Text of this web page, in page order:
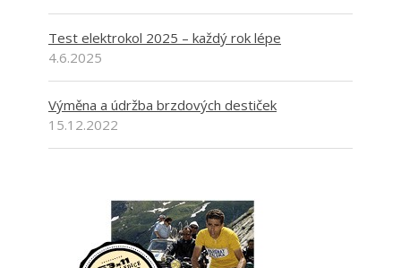
Test elektrokol 2025 – každý rok lépe
4.6.2025
Výměna a údržba brzdových destiček
15.12.2022